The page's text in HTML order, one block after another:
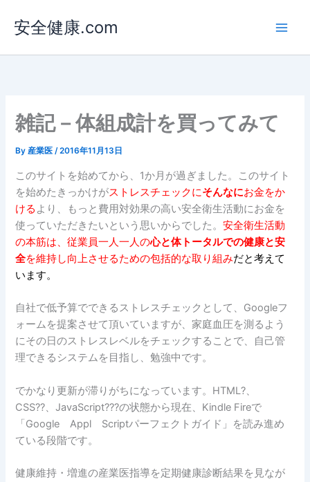
ス
安全健康.com
雑記－体組成計を買ってみて
By産業医/2016年11月13日
このサイトを始めてから、1か月が過ぎました。このサイト
を始めたきっかけがストレスチェックにそんなにお金をか
ける より、もっと費用対効果の高い安全衛生活動にお金を
使っていただきたいという思いからでした。安全衛生活動
の本筋は、従業員一人一人の心と体トータルでの健康と安
全を維持し向上させるための包括的な取り組みだと考えて
います。
自社で低予算でできるストレスチェックとして、Googleフ
ォームを提案させて頂いていますが、家庭血圧を測るよう
にその日のストレスレベルをチェックすることで、自己管
理できるシステムを目指し、勉強中です。
でかなり更新が滞りがちになっています。HTML?、
CSS??、JavaScript???の状態から現在、Kindle Fireで
「Google Appl Scriptパーフェクトガイド」を読み進め
ている段階です。
健康維持・増進の産業医指導を定期健康診断結果を見なが